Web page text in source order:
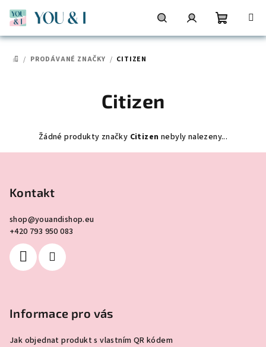
obsah
HledatPřihlášeníNákupní
DOMŮ
/ PRODÁVANÉ ZNAČKY / CITIZEN
Citizen
Žádné produkty značky Citizen nebyly nalezeny...
Kontakt
shop@youandishop.eu
+420 793 950 083
Informace pro vás
Jak objednat produkt s vlastním QR kódem